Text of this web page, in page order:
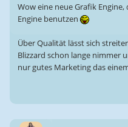
Wow eine neue Grafik
Engine benutzen
Über Qualität lässt sich
Blizzard schon lange nimmer
nur gutes Marketing das